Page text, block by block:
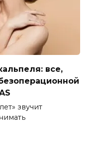
все,
звучит